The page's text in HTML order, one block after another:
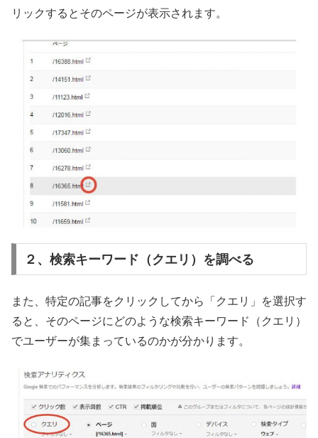
リックするとそのページが表示されます。
２、検索キーワード（クエリ）を調べる
また、特定の記事をクリックしてから「クエリ」を選択す
ると、そのページにどのような検索キーワード（クエリ）
でユーザーが集まっているのかが分かります。